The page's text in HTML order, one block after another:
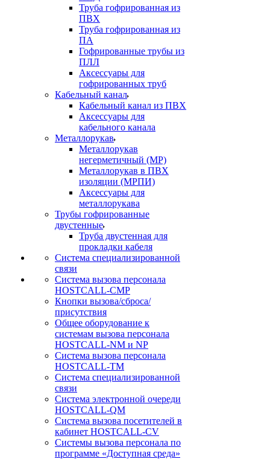
Труба гофрированная из
ПВХ
Труба гофрированная из
ПА
Гофрированные трубы из
ПЛЛ
Аксессуары для
гофрированных труб
Кабельный канал
Кабельный канал из ПВХ
Аксессуары для
кабельного канала
Металлорукав
Металлорукав
негерметичный (МР)
Металлорукав в ПВХ
изоляции (МРПИ)
Аксессуары для
металлорукава
Трубы гофрированные
двустенные
Труба двустенная для
прокладки кабеля
Система специализированной
связи
Cистема вызова персонала
HOSTCALL-CMP
Кнопки вызова/сброса/
присутствия
Общее оборудование к
системам вызова персонала
HOSTCALL-NM и NP
Система вызова персонала
HOSTCALL-TM
Система специализированной
связи
Система электронной очереди
HOSTCALL-QM
Cистема вызова посетителей в
кабинет HOSTCALL-CV
Системы вызова персонала по
программе «Доступная среда»